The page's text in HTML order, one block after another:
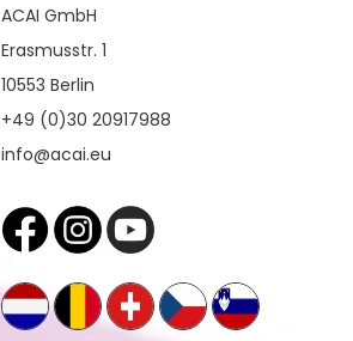
ACAI GmbH
Erasmusstr. 1
10553 Berlin
+49 (0)30 20917988
info@acai.eu